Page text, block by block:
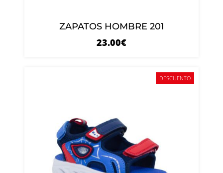
ZAPATOS HOMBRE 201
23.00€
DESCUENTO